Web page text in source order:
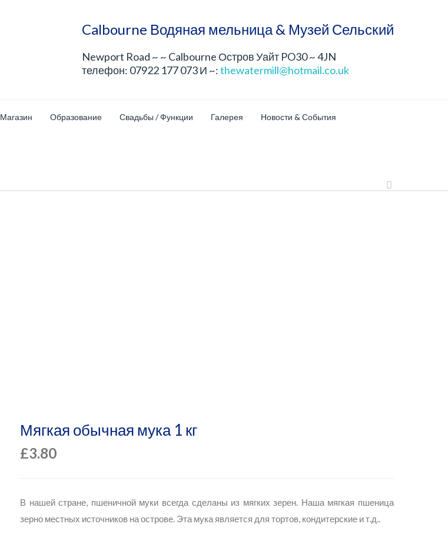
Calbourne Водяная мельница & Музей Сельский
Newport Road ~ ~ Calbourne Остров Уайт PO30 ~ 4JN
телефон: 07922 177 073 И ~:thewatermill@hotmail.co.uk
Магазин Образование Свадьбы / Функции Галерея Новости & События
Мягкая обычная мука 1 кг
£3.80
В нашей стране, пшеничной муки всегда сделаны из мягких зерен. Наша мягкая пшеница
зерно местных источников на острове. Эта мука является для тортов, кондитерские и т.д..